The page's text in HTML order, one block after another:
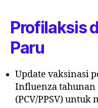
Profilaksis
Paru
Update vaksinasi
Influenza tahunan
(PCV/PPSV) untuk